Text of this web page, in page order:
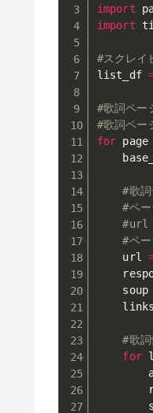
import
import
#スクレイ
list_df
#歌詞ペー
#歌詞ペー
for page
#歌
#ペー
#url
#ペ
    url
    soup
#歌
for